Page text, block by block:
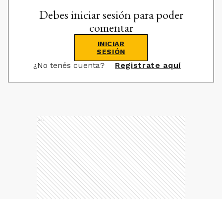
Debes iniciar sesión para poder
comentar
INICIAR
SESIÓN
¿No tenés cuenta? Registrate aquí
Ads